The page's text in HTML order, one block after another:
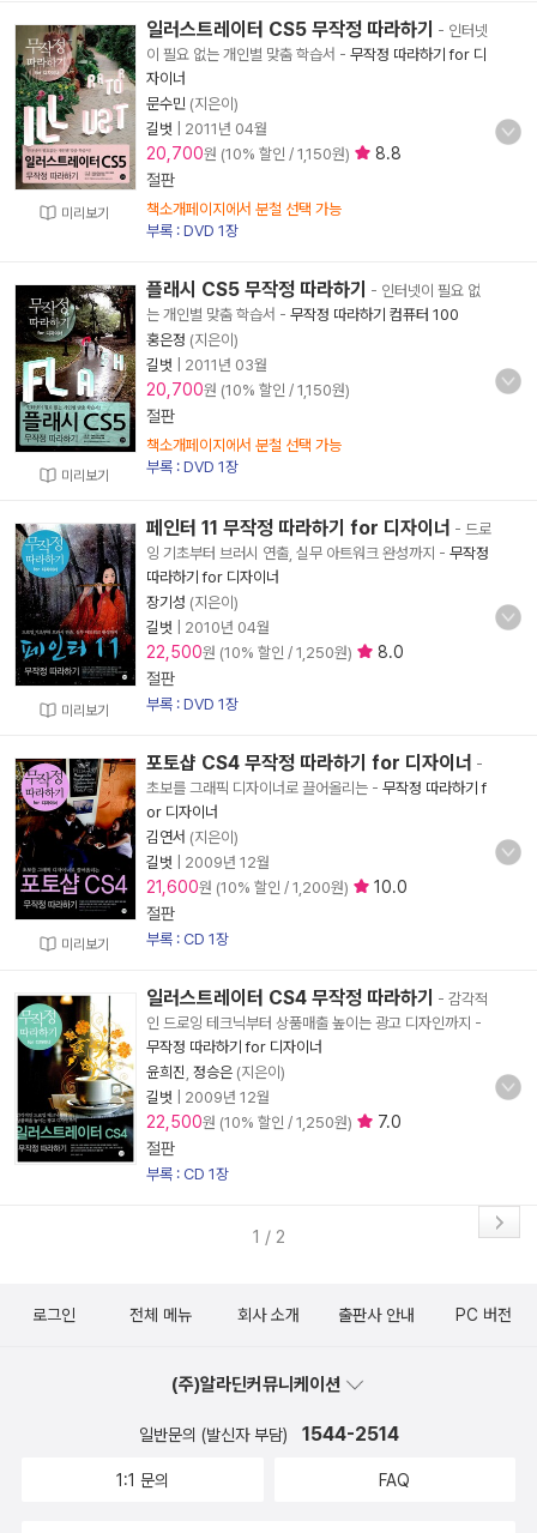
미리보기
일러스트레이터 CS5 무작정 따라하기
- 인터넷
이 필요 없는 개인별 맞춤 학습서 - 무작정 따라하기 for 디
자이너
문수민 (지은이)
길벗
2011년 04월
20,700원 (10% 할인 / 1,150원)
8.8
절판
책소개페이지에서 분철 선택 가능
부록 : DVD 1장
미리보기
플래시 CS5 무작정 따라하기
- 인터넷이 필요 없
는 개인별 맞춤 학습서 - 무작정 따라하기 컴퓨터 100
홍은정 (지은이)
길벗
2011년 03월
20,700원 (10% 할인 / 1,150원)
절판
책소개페이지에서 분철 선택 가능
부록 : DVD 1장
미리보기
페인터 11 무작정 따라하기 for 디자이너 - 드로
잉 기초부터 브러시 연출, 실무 아트워크 완성까지 - 무작정
따라하기 for 디자이너
장기성 (지은이)
길벗
2010년 04월
22,500원 (10% 할인 / 1,250원)
8.0
절판
부록 : DVD 1장
미리보기
포토샵 CS4 무작정 따라하기 for 디자이너 -
초보를 그래픽 디자이너로 끌어올리는 - 무작정 따라하기 f
or 디자이너
김연서 (지은이)
길벗
2009년 12월
21,600원 (10% 할인 / 1,200원)
10.0
절판
부록 : CD 1장
일러스트레이터 CS4 무작정 따라하기
- 감각적
인 드로잉 테크닉부터 상품매출 높이는 광고 디자인까지 -
무작정 따라하기 for 디자이너
윤희진 정승은 (지은이)
길벗
2009년 12월
22,500원 (10% 할인 / 1,250원)
7.0
절판
부록 : CD 1장
1 / 2
로그인 전체 메뉴 회사 소개 출판사 안내 PC 버전
(주)알라딘커뮤니케이션
일반문의 (발신자 부담) 1544-2514
1:1 문의 FAQ